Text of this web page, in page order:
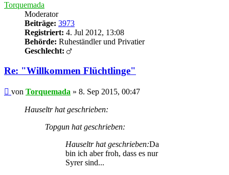
Torquemada
Moderator
Beiträge: 3973
Registriert: 4. Jul 2012, 13:08
Behörde: Ruheständler und Privatier
Geschlecht:
Re: "Willkommen Flüchtlinge"
Beitrag
von Torquemada » 8. Sep 2015, 00:47
Hauseltr hat geschrieben:
Topgun hat geschrieben:
Hauseltr hat geschrieben:Da
bin ich aber froh, dass es nur
Syrer sind...